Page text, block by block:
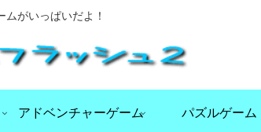
ムがいっぱいだよ！
アドベンチャーゲーム パズルゲーム